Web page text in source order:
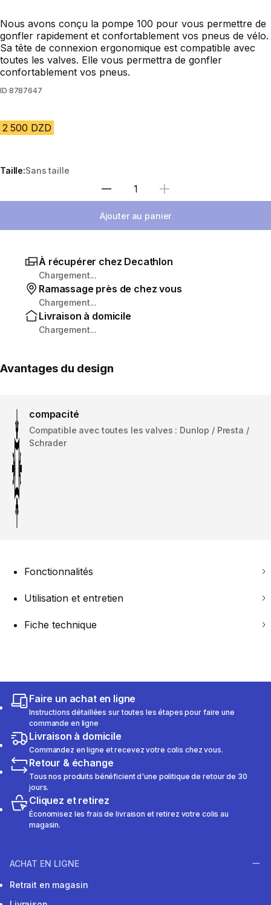
Nous avons conçu la pompe 100 pour vous permettre de
gonfler rapidement et confortablement vos pneus de vélo.
Sa tête de connexion ergonomique est compatible avec
toutes les valves. Elle vous permettra de gonfler
confortablement vos pneus.
ID 8787647
2 500 DZD
Taille:Sans taille
Sélectionnez la quantité
Ajouter au panier
À récupérer chez Decathlon
Chargement...
Ramassage près de chez vous
Chargement...
Livraison à domicile
Chargement...
Avantages du design
compacité
Compatible avec toutes les valves : Dunlop / Presta /
Schrader
Fonctionnalités
Utilisation et entretien
Fiche technique
Faire un achat en ligne
Instructions détaillées sur toutes les étapes pour faire une
commande en ligne
Livraison à domicile
Commandez en ligne et recevez votre colis chez vous.
Retour & échange
Tous nos produits bénéficient d'une politique de retour de 30
jours.
Cliquez et retirez
Économisez les frais de livraison et retirez votre colis au
magasin.
ACHAT EN LIGNE
Retrait en magasin